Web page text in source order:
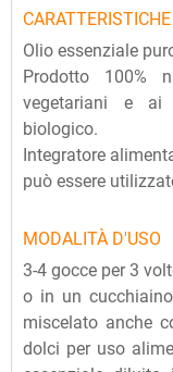
Olio essenziale
Prodotto 100%
vegetariani e ai
biologico.
Integratore
può essere
MODALITÀ D'USO
3-4 gocce per 3
o in un
miscelato anche
dolci per uso